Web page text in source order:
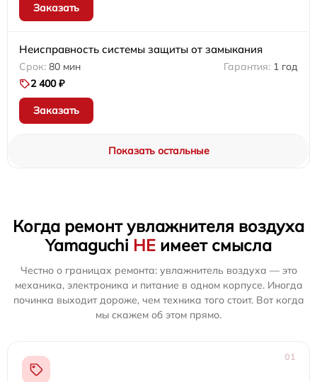
Заказать
Неисправность системы защиты от замыкания
80 мин
1 год
2 400 ₽
Заказать
Показать остальные
Когда ремонт увлажнителя воздуха
Yamaguchi НЕ имеет смысла
Честно о границах ремонта: увлажнитель воздуха — это
механика, электроника и питание в одном корпусе. Иногда
починка выходит дороже, чем техника того стоит. Вот когда
мы скажем об этом прямо.
01